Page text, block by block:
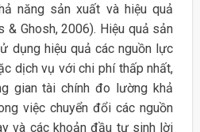
năng sản xuất và hiệu quả
& Ghosh, 2006). Hiệu quả sản
dụng hiệu quả các nguồn lực
dịch vụ với chi phí thấp nhất,
gian tài chính đo lường khả
việc chuyển đổi các nguồn
và các khoản đầu tư sinh lời